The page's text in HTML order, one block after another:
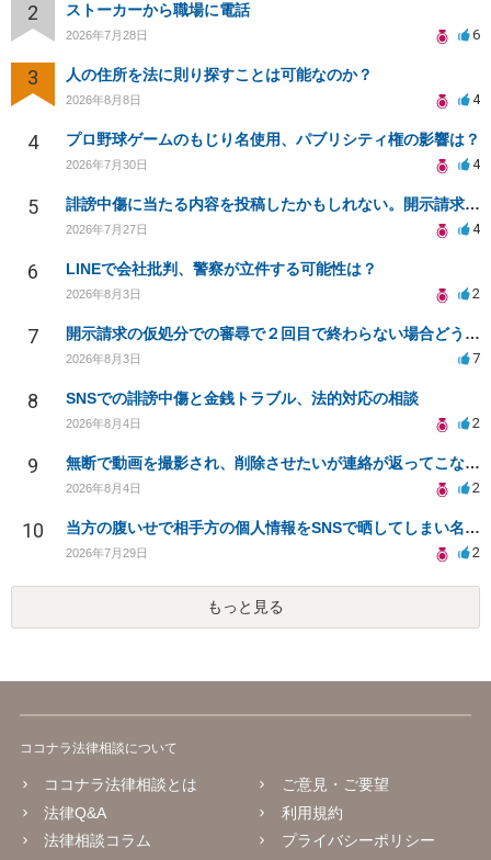
2 ストーカーから職場に電話
2026年7月28日 6
3 人の住所を法に則り探すことは可能なのか？
2026年8月8日 4
4 プロ野球ゲームのもじり名使用、パブリシティ権の影響は？
2026年7月30日 4
5 誹謗中傷に当たる内容を投稿したかもしれない。開示請求や民事刑事裁判に発展しうるのか教えて欲しい。
2026年7月27日 4
6 LINEで会社批判、警察が立件する可能性は？
2026年8月3日 2
7 開示請求の仮処分での審尋で２回目で終わらない場合どうしたらいいですか
2026年8月3日 7
8 SNSでの誹謗中傷と金銭トラブル、法的対応の相談
2026年8月4日 2
9 無断で動画を撮影され、削除させたいが連絡が返ってこない。
2026年8月4日 2
10 当方の腹いせで相手方の個人情報をSNSで晒してしまい名誉毀損させてしまったかもしれない
2026年7月29日 2
もっと見る
ココナラ法律相談について
ココナラ法律相談とは
法律Q&A
法律相談コラム
ご意見・ご要望
利用規約
プライバシーポリシー